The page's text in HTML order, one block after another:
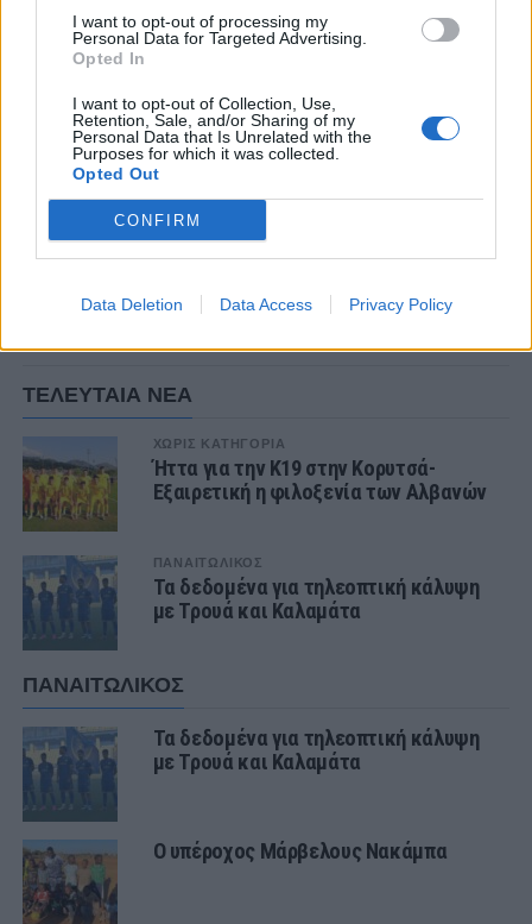
I want to opt-out of processing my
Personal Data for Targeted Advertising.
Opted In
I want to opt-out of Collection, Use,
Retention, Sale, and/or Sharing of my
Personal Data that Is Unrelated with the
Purposes for which it was collected.
Opted Out
CONFIRM
Data Deletion Data Access Privacy Policy
Σε κάθε περίπτωση, η διαθεσιμότητα του κάθε
ποδοσφαιριστή μένει να φανεί και να
ξεκαθαρίσει τόσο με την ανακοίνωση της
αποστολής όσο και με αυτή της αρχικής
ενδεκάδας. Η νίκη είναι αυτοσκοπός, τα
περιθώρια μηδαμινά, το άγχος τεράστιο και οι
απαιτήσεις επίσης.
ΤΕΛΕΥΤΑΙΑ ΝΕΑ
ΧΩΡΊΣ ΚΑΤΗΓΟΡΊΑ
Ήττα για την Κ19 στην Κορυτσά-
Εξαιρετική η φιλοξενία των Αλβανών
ΠΑΝΑΙΤΩΛΙΚΟΣ
Τα δεδομένα για τηλεοπτική κάλυψη
με Τρουά και Καλαμάτα
ΠΑΝΑΙΤΩΛΙΚΟΣ
Τα δεδομένα για τηλεοπτική κάλυψη
με Τρουά και Καλαμάτα
Ο υπέροχος Μάρβελους Νακάμπα